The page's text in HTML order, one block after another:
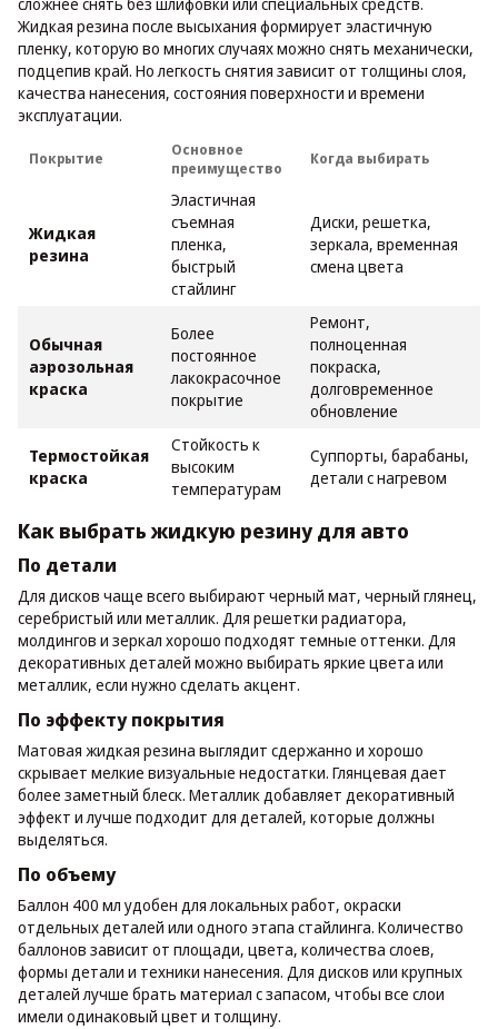
сложнее снять без шлифовки или специальных средств.
Жидкая резина после высыхания формирует эластичную
пленку, которую во многих случаях можно снять механически,
подцепив край. Но легкость снятия зависит от толщины слоя,
качества нанесения, состояния поверхности и времени
эксплуатации.
Покрытие
Основное
преимущество
Когда выбирать
Жидкая
резина
Эластичная
съемная
пленка,
быстрый
стайлинг
Диски, решетка,
зеркала, временная
смена цвета
Обычная
аэрозольная
краска
Более
постоянное
лакокрасочное
покрытие
Ремонт,
полноценная
покраска,
долговременное
обновление
Термостойкая
краска
Стойкость к
высоким
температурам
Суппорты, барабаны,
детали с нагревом
Как выбрать жидкую резину для авто
По детали
Для дисков чаще всего выбирают черный мат, черный глянец,
серебристый или металлик. Для решетки радиатора,
молдингов и зеркал хорошо подходят темные оттенки. Для
декоративных деталей можно выбирать яркие цвета или
металлик, если нужно сделать акцент.
По эффекту покрытия
Матовая жидкая резина выглядит сдержанно и хорошо
скрывает мелкие визуальные недостатки. Глянцевая дает
более заметный блеск. Металлик добавляет декоративный
эффект и лучше подходит для деталей, которые должны
выделяться.
По объему
Баллон 400 мл удобен для локальных работ, окраски
отдельных деталей или одного этапа стайлинга. Количество
баллонов зависит от площади, цвета, количества слоев,
формы детали и техники нанесения. Для дисков или крупных
деталей лучше брать материал с запасом, чтобы все слои
имели одинаковый цвет и толщину.